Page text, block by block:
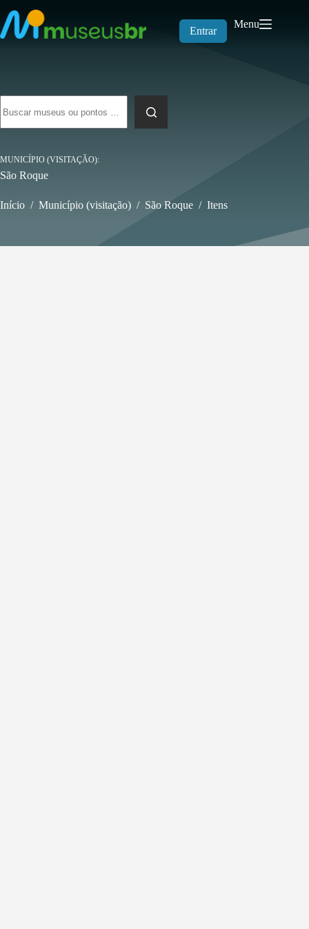
para
o
conteúdo
Entrar
Menu
resultados
MUNICÍPIO (VISITAÇÃO)
São Roque
Início / Município (visitação) / São Roque / Itens